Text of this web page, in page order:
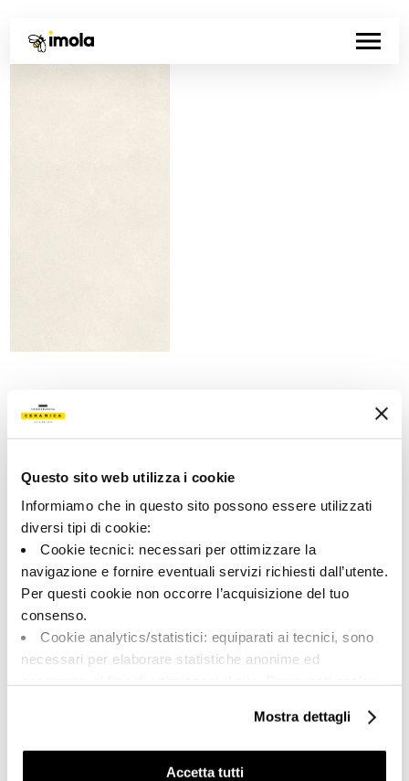
Questo sito web utilizza i cookie
Informiamo che in questo sito possono essere utilizzati
diversi tipi di cookie:
Cookie tecnici: necessari per ottimizzare la
navigazione e fornire eventuali servizi richiesti dall’utente.
Per questi cookie non occorre l’acquisizione del tuo
consenso.
Cookie analytics/statistici: equiparati ai tecnici, sono
necessari per elaborare statistiche anonime ed
Cookie di profilazione/marketing: sono utilizzati, solo
previo tuo consenso, per esaminare le tue abitudini di
navigazione e mostrarti quindi avvisi pubblicitari mirati, in
Mostra dettagli
Accetta tutti
200221 | RTN6 NEVE36 RM
Colección
00786
Nieve
Tipo:
Fondo
Formato:
matt
Aspecto de la superficie:
opaco
Destonalización: